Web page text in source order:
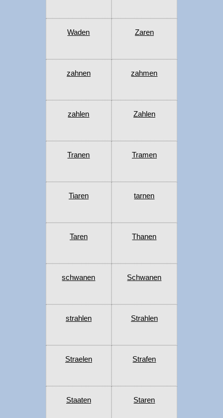
Waden Zaren
zahnen zahmen
zahlen Zahlen
Tranen Tramen
Tiaren tarnen
Taren Thanen
schwanen Schwanen
strahlen Strahlen
Straelen Strafen
Staaten Staren